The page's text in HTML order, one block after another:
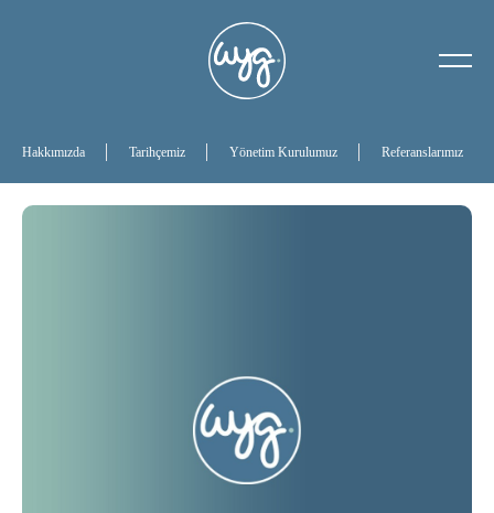
Hakkımızda Tarihçemiz Yönetim Kurulumuz Referanslarımız